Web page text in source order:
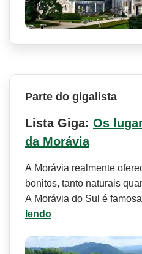
Parte do gigalista
Lista Giga: Os
da Morávia
A Morávia realmente
bonitos, tanto naturais
A Morávia do Sul é
lendo